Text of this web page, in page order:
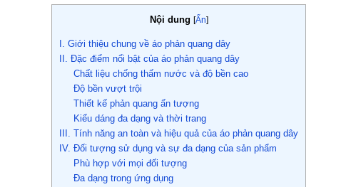
Nội dung [Ẩn]
I. Giới thiệu chung về áo phản quang dây
II. Đặc điểm nổi bật của áo phản quang dây
Chất liệu chống thấm nước và độ bền cao
Độ bền vượt trội
Thiết kế phản quang ấn tượng
Kiểu dáng đa dạng và thời trang
III. Tính năng an toàn và hiệu quả của áo phản quang dây
IV. Đối tượng sử dụng và sự đa dạng của sản phẩm
Phù hợp với mọi đối tượng
Đa dạng trong ứng dụng